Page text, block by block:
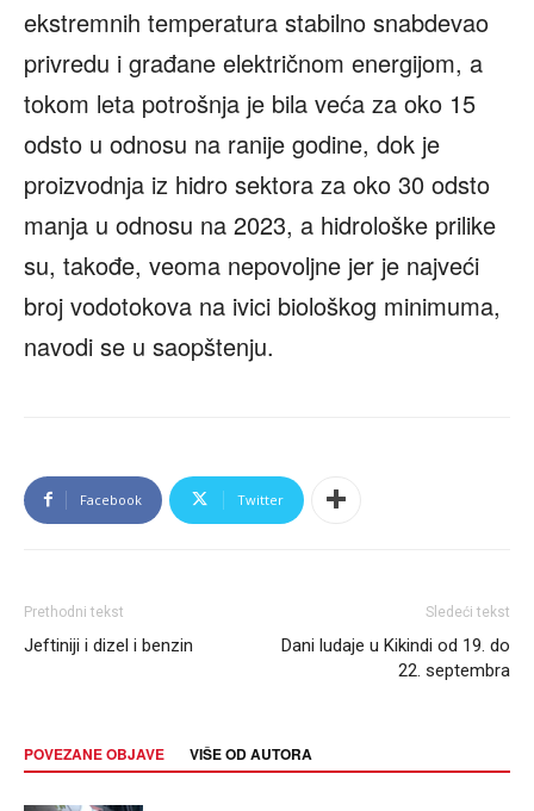
ekstremnih temperatura stabilno snabdevao
privredu i građane električnom energijom, a
tokom leta potrošnja je bila veća za oko 15
odsto u odnosu na ranije godine, dok je
proizvodnja iz hidro sektora za oko 30 odsto
manja u odnosu na 2023, a hidrološke prilike
su, takođe, veoma nepovoljne jer je najveći
broj vodotokova na ivici biološkog minimuma,
navodi se u saopštenju.
Facebook Twitter
Prethodni tekst
Jeftiniji i dizel i benzin
Sledeći tekst
Dani ludaje u Kikindi od 19. do
22. septembra
POVEZANE OBJAVE VIŠE OD AUTORA